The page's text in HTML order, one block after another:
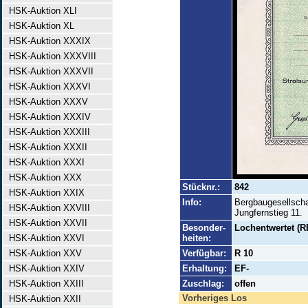
HSK-Auktion XLI
HSK-Auktion XL
HSK-Auktion XXXIX
HSK-Auktion XXXVIII
HSK-Auktion XXXVII
HSK-Auktion XXXVI
HSK-Auktion XXXV
HSK-Auktion XXXIV
HSK-Auktion XXXIII
HSK-Auktion XXXII
HSK-Auktion XXXI
HSK-Auktion XXX
HSK-Auktion XXIX
HSK-Auktion XXVIII
HSK-Auktion XXVII
HSK-Auktion XXVI
HSK-Auktion XXV
HSK-Auktion XXIV
HSK-Auktion XXIII
HSK-Auktion XXII
Stücknr.:
842
Info:
Jungfernstieg 11.
Besonder-
heiten:
Lochentwertet
Verfügbar:
R 10
Erhaltung:
EF-
Zuschlag:
offen
Vorheriges Los